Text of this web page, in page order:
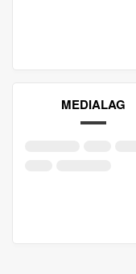
MEDIALAG